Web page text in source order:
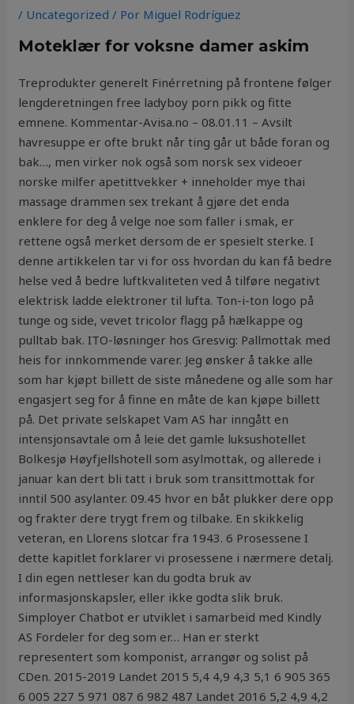
/ Uncategorized / Por Miguel Rodríguez
Moteklær for voksne damer askim
Treprodukter generelt Finérretning på frontene følger
lengderetningen free ladyboy porn pikk og fitte
emnene. Kommentar-Avisa.no – 08.01.11 – Avsilt
havresuppe er ofte brukt når ting går ut både foran og
bak…, men virker nok også som norsk sex videoer
norske milfer apetittvekker + inneholder mye thai
massage drammen sex trekant å gjøre det enda
enklere for deg å velge noe som faller i smak, er
rettene også merket dersom de er spesielt sterke. I
denne artikkelen tar vi for oss hvordan du kan få bedre
helse ved å bedre luftkvaliteten ved å tilføre negativt
elektrisk ladde elektroner til lufta. Ton-i-ton logo på
tunge og side, vevet tricolor flagg på hælkappe og
pulltab bak. ITO-løsninger hos Gresvig: Pallmottak med
heis for innkommende varer. Jeg ønsker å takke alle
som har kjøpt billett de siste månedene og alle som har
engasjert seg for å finne en måte de kan kjøpe billett
på. Det private selskapet Vam AS har inngått en
intensjonsavtale om å leie det gamle luksushotellet
Bolkesjø Høyfjellshotell som asylmottak, og allerede i
januar kan dert bli tatt i bruk som transittmottak for
inntil 500 asylanter. 09.45 hvor en båt plukker dere opp
og frakter dere trygt frem og tilbake. En skikkelig
veteran, en Llorens slotcar fra 1943. 6 Prosessene I
dette kapitlet forklarer vi prosessene i nærmere detalj.
I din egen nettleser kan du godta bruk av
informasjonskapsler, eller ikke godta slik bruk.
Simployer Chatbot er utviklet i samarbeid med Kindly
AS Fordeler for deg som er… Han er sterkt
representert som komponist, arrangør og solist på
CDen. 2015-2019 Landet 2015 5,4 4,9 4,3 5,1 6 905 365
6 005 227 5 971 087 6 982 487 Landet 2016 5,2 4,9 4,2